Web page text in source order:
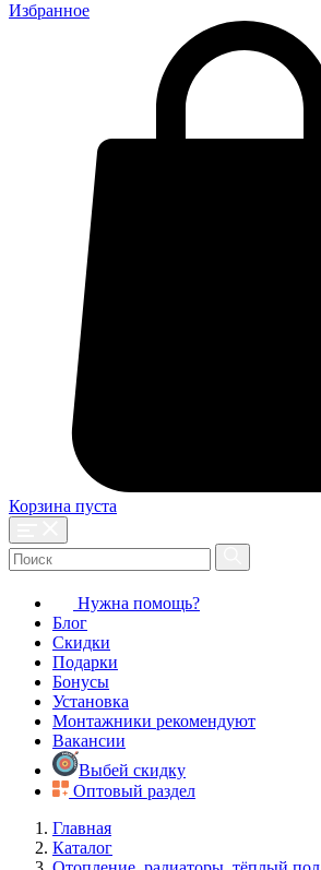
Избранное
Корзина пуста
Нужна помощь?
Блог
Скидки
Подарки
Бонусы
Установка
Монтажники рекомендуют
Вакансии
Выбей скидку
Оптовый раздел
Главная
Каталог